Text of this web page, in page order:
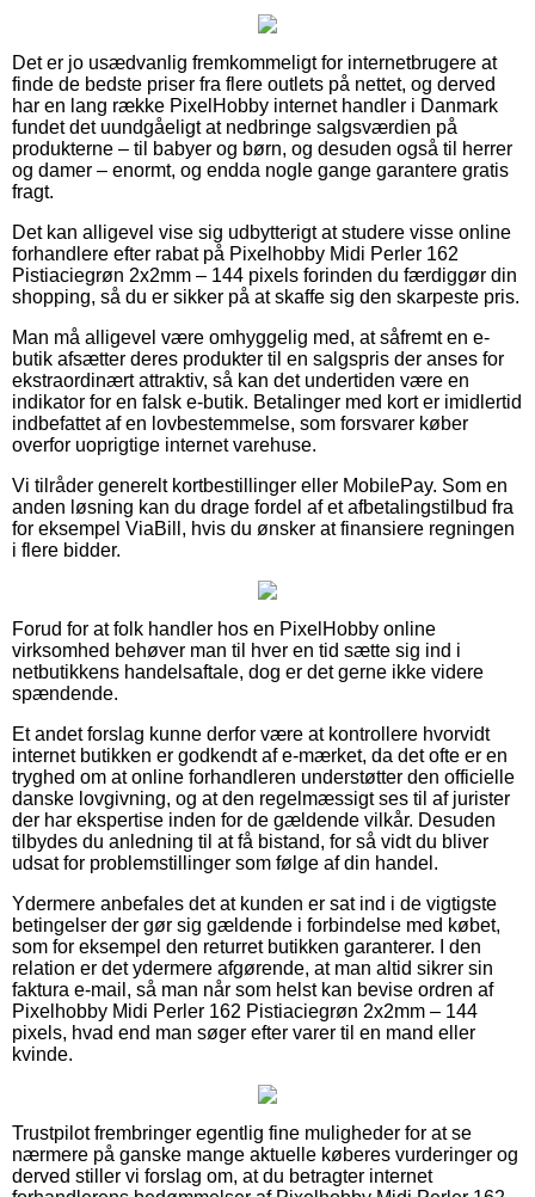
Det er jo usædvanlig fremkommeligt for internetbrugere at
finde de bedste priser fra flere outlets på nettet, og derved
har en lang række PixelHobby internet handler i Danmark
fundet det uundgåeligt at nedbringe salgsværdien på
produkterne – til babyer og børn, og desuden også til herrer
og damer – enormt, og endda nogle gange garantere gratis
fragt.
Det kan alligevel vise sig udbytterigt at studere visse online
forhandlere efter rabat på Pixelhobby Midi Perler 162
Pistiaciegrøn 2x2mm – 144 pixels forinden du færdiggør din
shopping, så du er sikker på at skaffe sig den skarpeste pris.
Man må alligevel være omhyggelig med, at såfremt en e-
butik afsætter deres produkter til en salgspris der anses for
ekstraordinært attraktiv, så kan det undertiden være en
indikator for en falsk e-butik. Betalinger med kort er imidlertid
indbefattet af en lovbestemmelse, som forsvarer køber
overfor uoprigtige internet varehuse.
Vi tilråder generelt kortbestillinger eller MobilePay. Som en
anden løsning kan du drage fordel af et afbetalingstilbud fra
for eksempel ViaBill, hvis du ønsker at finansiere regningen
i flere bidder.
Forud for at folk handler hos en PixelHobby online
virksomhed behøver man til hver en tid sætte sig ind i
netbutikkens handelsaftale, dog er det gerne ikke videre
spændende.
Et andet forslag kunne derfor være at kontrollere hvorvidt
internet butikken er godkendt af e-mærket, da det ofte er en
tryghed om at online forhandleren understøtter den officielle
danske lovgivning, og at den regelmæssigt ses til af jurister
der har ekspertise inden for de gældende vilkår. Desuden
tilbydes du anledning til at få bistand, for så vidt du bliver
udsat for problemstillinger som følge af din handel.
Ydermere anbefales det at kunden er sat ind i de vigtigste
betingelser der gør sig gældende i forbindelse med købet,
som for eksempel den returret butikken garanterer. I den
relation er det ydermere afgørende, at man altid sikrer sin
faktura e-mail, så man når som helst kan bevise ordren af
Pixelhobby Midi Perler 162 Pistiaciegrøn 2x2mm – 144
pixels, hvad end man søger efter varer til en mand eller
kvinde.
Trustpilot frembringer egentlig fine muligheder for at se
nærmere på ganske mange aktuelle køberes vurderinger og
derved stiller vi forslag om, at du betragter internet